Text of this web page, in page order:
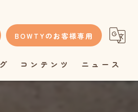
BOWTYのお客様専用
コンテンツ ニュース